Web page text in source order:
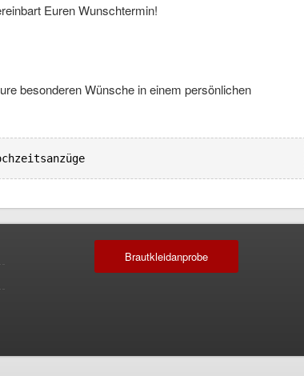
Euren Wunschtermin!
besonderen Wünsche in einem persönlichen
Brautkleidanprobe